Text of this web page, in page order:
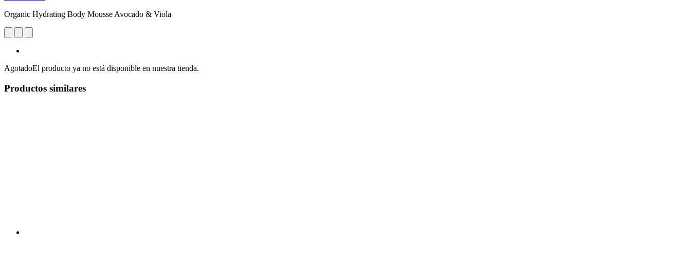
Organic Hydrating Body Mousse Avocado & Viola
AgotadoEl producto ya no está disponible en nuestra tienda.
Productos similares